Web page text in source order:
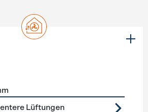
Lüftung
Lüftungen